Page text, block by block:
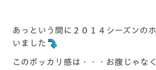
あっという間に２０１４シーズンの
いました
このポッカリ感は・・・お腹じゃな